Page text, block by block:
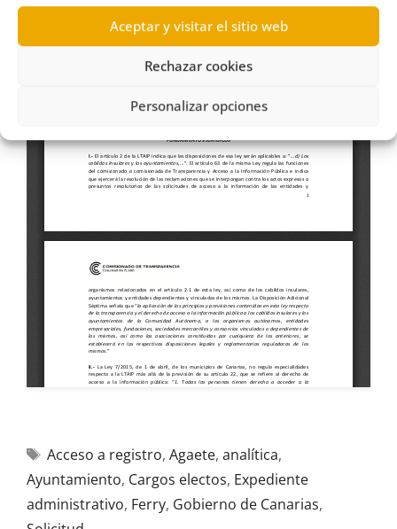
Aceptar y visitar el sitio web
Rechazar cookies
Personalizar opciones
Acceso a registro, Agaete, analítica,
Ayuntamiento, Cargos electos, Expediente
administrativo, Ferry, Gobierno de Canarias,